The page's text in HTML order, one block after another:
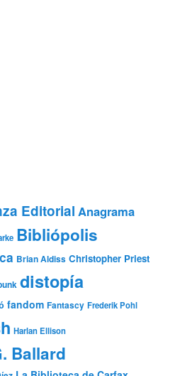
Editorial Anagrama
Bibliópolis
Brian Aldiss Christopher Priest
distopía
fandom Fantascy Frederik Pohl
Harlan Ellison
Ballard